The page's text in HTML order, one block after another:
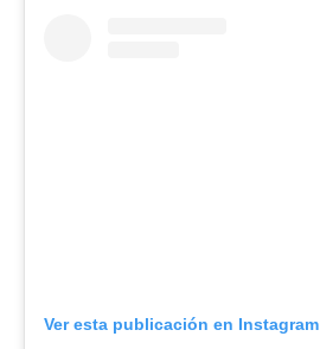
Ver esta publicación en Instagram